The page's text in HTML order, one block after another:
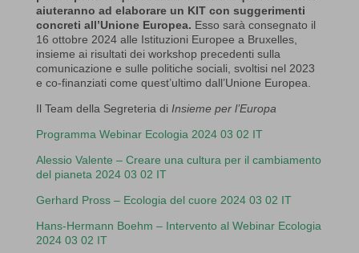
aiuteranno ad elaborare un KIT con suggerimenti
concreti all’Unione Europea. Esso sarà consegnato il
16 ottobre 2024 alle Istituzioni Europee a Bruxelles,
insieme ai risultati dei workshop precedenti sulla
comunicazione e sulle politiche sociali, svoltisi nel 2023
e co-finanziati come quest’ultimo dall’Unione Europea.
Il Team della Segreteria di Insieme per l’Europa
Programma Webinar Ecologia 2024 03 02 IT
Alessio Valente – Creare una cultura per il cambiamento
del pianeta 2024 03 02 IT
Gerhard Pross – Ecologia del cuore 2024 03 02 IT
Hans-Hermann Boehm – Intervento al Webinar Ecologia
2024 03 02 IT